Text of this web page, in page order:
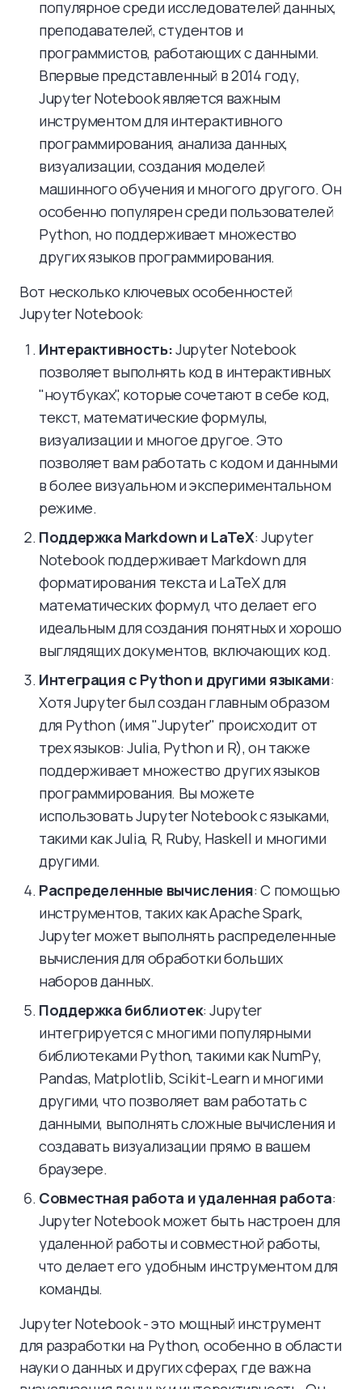
популярное среди исследователей данных,
преподавателей, студентов и
программистов, работающих с данными.
Впервые представленный в 2014 году,
Jupyter Notebook является важным
инструментом для интерактивного
программирования, анализа данных,
визуализации, создания моделей
машинного обучения и многого другого. Он
особенно популярен среди пользователей
Python, но поддерживает множество
других языков программирования.
Вот несколько ключевых особенностей
Jupyter Notebook:
Интерактивность:Jupyter Notebook
позволяет выполнять код в интерактивных
"ноутбуках", которые сочетают в себе код,
текст, математические формулы,
визуализации и многое другое. Это
позволяет вам работать с кодом и данными
в более визуальном и экспериментальном
режиме.
Поддержка Markdown и LaTeX: Jupyter
Notebook поддерживает Markdown для
форматирования текста и LaTeX для
математических формул, что делает его
идеальным для создания понятных и хорошо
выглядящих документов, включающих код.
Интеграция с Python и другими языками:
Хотя Jupyter был создан главным образом
для Python (имя "Jupyter" происходит от
трех языков: Julia, Python и R), он также
поддерживает множество других языков
программирования. Вы можете
использовать Jupyter Notebook с языками,
такими как Julia, R, Ruby, Haskell и многими
другими.
Распределенные вычисления: С помощью
инструментов, таких как Apache Spark,
Jupyter может выполнять распределенные
вычисления для обработки больших
наборов данных.
Поддержка библиотек: Jupyter
интегрируется с многими популярными
библиотеками Python, такими как NumPy,
Pandas, Matplotlib, Scikit-Learn и многими
другими, что позволяет вам работать с
данными, выполнять сложные вычисления и
создавать визуализации прямо в вашем
браузере.
Совместная работа и удаленная работа:
Jupyter Notebook может быть настроен для
удаленной работы и совместной работы,
что делает его удобным инструментом для
команды.
Jupyter Notebook - это мощный инструмент
для разработки на Python, особенно в области
науки о данных и других сферах, где важна